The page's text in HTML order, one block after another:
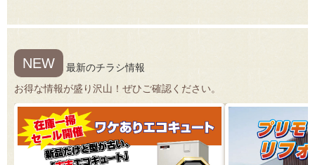
NEW
最新のチラシ情報
お得な情報が盛り沢山！ぜひご確認ください。